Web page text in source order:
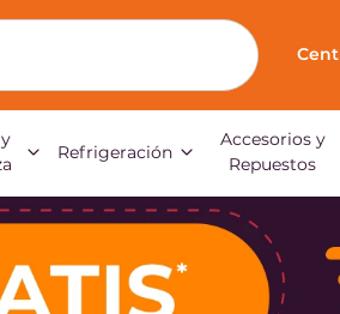
Refrigeración
Accesorios y
Repuestos